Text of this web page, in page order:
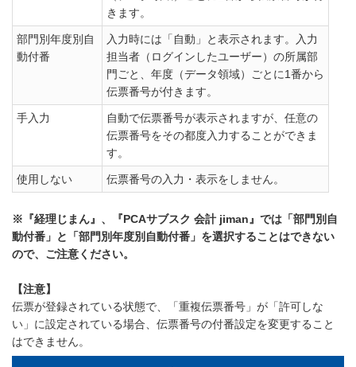
きます。
部門別年度別自
動付番
入力時には「自動」と表示されます。入力
担当者（ログインしたユーザー）の所属部
門ごと、年度（データ領域）ごとに1番から
伝票番号が付きます。
手入力
自動で伝票番号が表示されますが、任意の
伝票番号をその都度入力することができま
す。
使用しない 伝票番号の入力・表示をしません。
※『経理じまん』、『PCAサブスク 会計 jiman』では「部門別自
動付番」と「部門別年度別自動付番」を選択することはできない
ので、ご注意ください。
【注意】
伝票が登録されている状態で、「重複伝票番号」が「許可しな
い」に設定されている場合、伝票番号の付番設定を変更すること
はできません。